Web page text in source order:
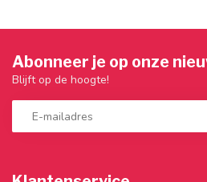
Abonneer je op onze
Blijft op de hoogte!